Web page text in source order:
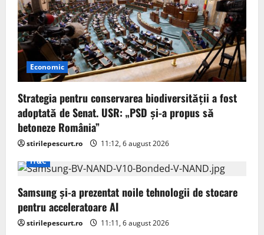
Economic
Strategia pentru conservarea biodiversității a fost
adoptată de Senat. USR: „PSD și-a propus să
betoneze România”
stirilepescurt.ro
11:12, 6 august 2026
IT&C
Samsung și-a prezentat noile tehnologii de stocare
pentru acceleratoare AI
stirilepescurt.ro 11:11, 6 august 2026